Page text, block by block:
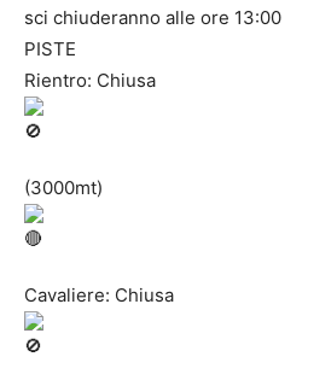
sci chiuderanno alle ore 13:00
PISTE
Rientro: Chiusa
(3000mt)
Cavaliere: Chiusa